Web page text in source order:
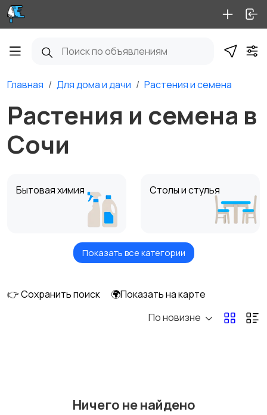
Главная Для дома и дачи Растения и семена
Растения и семена в
Сочи
Бытовая химия Столы и стулья
Диваны и кресла Кровати и матрасы
Подставки и тумбы
Показать все категории
👉 Сохранить поиск
🌍Показать на карте
По новизне
Ничего не найдено